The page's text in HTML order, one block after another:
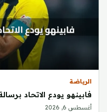
الرياضة
فابينهو يودع الاتحاد
أغسطس 6, 2026